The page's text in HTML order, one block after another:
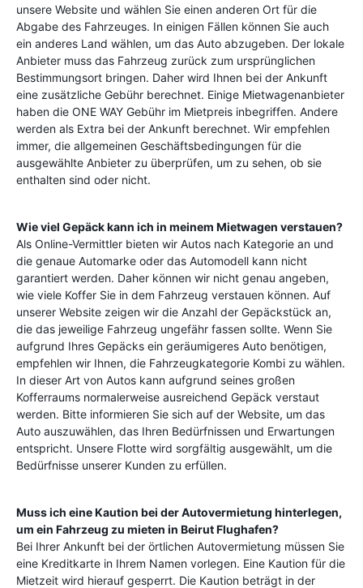
unsere Website und wählen Sie einen anderen Ort für die
Abgabe des Fahrzeuges. In einigen Fällen können Sie auch
ein anderes Land wählen, um das Auto abzugeben. Der lokale
Anbieter muss das Fahrzeug zurück zum ursprünglichen
Bestimmungsort bringen. Daher wird Ihnen bei der Ankunft
eine zusätzliche Gebühr berechnet. Einige Mietwagenanbieter
haben die ONE WAY Gebühr im Mietpreis inbegriffen. Andere
werden als Extra bei der Ankunft berechnet. Wir empfehlen
immer, die allgemeinen Geschäftsbedingungen für die
ausgewählte Anbieter zu überprüfen, um zu sehen, ob sie
enthalten sind oder nicht.
Wie viel Gepäck kann ich in meinem Mietwagen verstauen?
Als Online-Vermittler bieten wir Autos nach Kategorie an und
die genaue Automarke oder das Automodell kann nicht
garantiert werden. Daher können wir nicht genau angeben,
wie viele Koffer Sie in dem Fahrzeug verstauen können. Auf
unserer Website zeigen wir die Anzahl der Gepäckstück an,
die das jeweilige Fahrzeug ungefähr fassen sollte. Wenn Sie
aufgrund Ihres Gepäcks ein geräumigeres Auto benötigen,
empfehlen wir Ihnen, die Fahrzeugkategorie Kombi zu wählen.
In dieser Art von Autos kann aufgrund seines großen
Kofferraums normalerweise ausreichend Gepäck verstaut
werden. Bitte informieren Sie sich auf der Website, um das
Auto auszuwählen, das Ihren Bedürfnissen und Erwartungen
entspricht. Unsere Flotte wird sorgfältig ausgewählt, um die
Bedürfnisse unserer Kunden zu erfüllen.
Muss ich eine Kaution bei der Autovermietung hinterlegen,
um ein Fahrzeug zu mieten in Beirut Flughafen?
Bei Ihrer Ankunft bei der örtlichen Autovermietung müssen Sie
eine Kreditkarte in Ihrem Namen vorlegen. Eine Kaution für die
Mietzeit wird hierauf gesperrt. Die Kaution beträgt in der